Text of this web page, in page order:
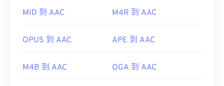
https://support.apple.com/guide/quicktime-
首次發布：
https://en.wikipedia.org/wiki/Advanced_Audio_Coding
browse=tc
MID 到 AAC M4R 到 AAC
OPUS 到 AAC APE 到 AAC
M4B 到 AAC OGA 到 AAC